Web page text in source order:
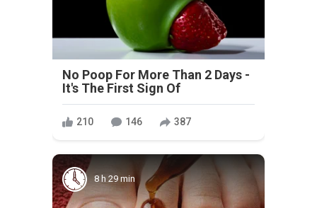
No Poop For More Than 2 Days -
It's The First Sign Of
210 146 387
8 h 29 min